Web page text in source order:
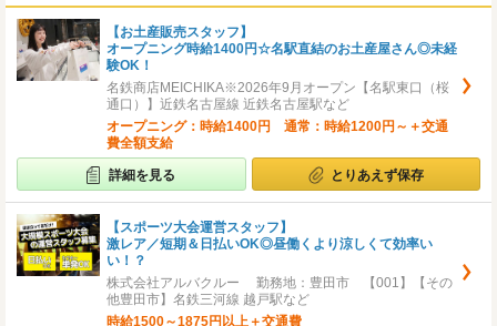
【お土産販売スタッフ】
オープニング時給1400円☆名駅直結のお土産屋さん◎未経
験OK！
名鉄商店MEICHIKA※2026年9月オープン【名駅東口（桜
通口）】近鉄名古屋線 近鉄名古屋駅など
オープニング：時給1400円 通常：時給1200円～＋交通
費全額支給
詳細を見る とりあえず保存
【スポーツ大会運営スタッフ】
激レア／短期＆日払いOK◎昼働くより涼しくて効率い
い！？
株式会社アルバクルー 勤務地：豊田市 【001】【その
他豊田市】名鉄三河線 越戸駅など
時給1500～1875円以上＋交通費